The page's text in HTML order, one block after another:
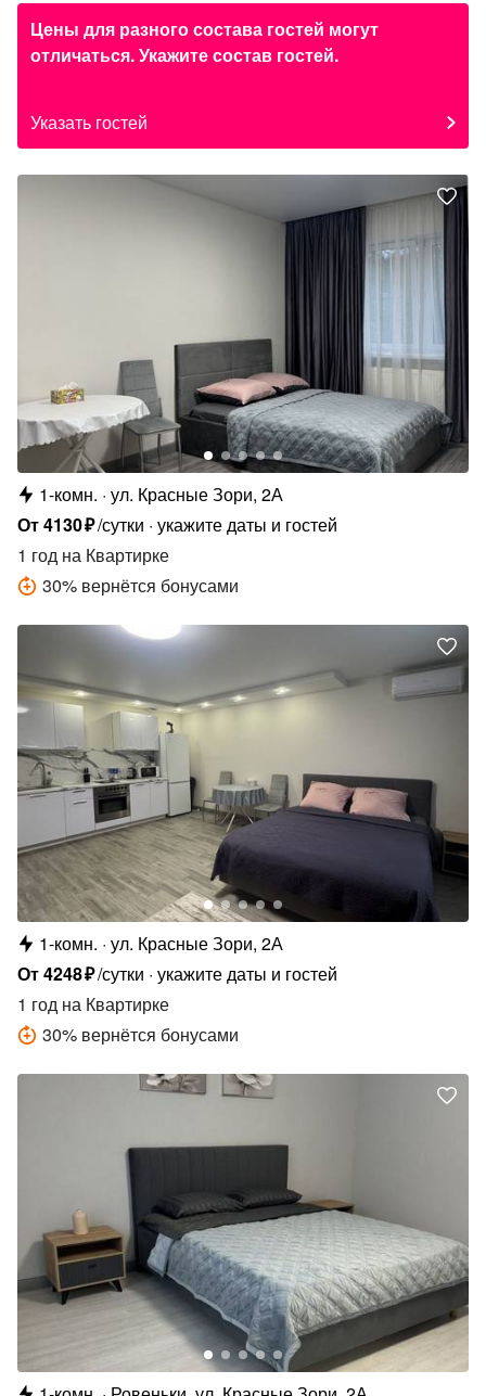
Цены для разного состава гостей могут
отличаться. Укажите состав гостей.
Указать гостей
1-комн. ул. Красные Зори, 2А
От4130₽/сутки укажите даты и гостей
1 год на Квартирке
30% вернётся бонусами
1-комн. ул. Красные Зори, 2А
От4248₽/сутки укажите даты и гостей
1 год на Квартирке
30% вернётся бонусами